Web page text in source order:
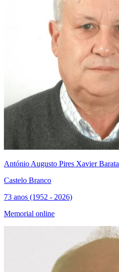
António Augusto Pires Xavier Barata
Castelo Branco
73 anos (1952 - 2026)
Memorial online